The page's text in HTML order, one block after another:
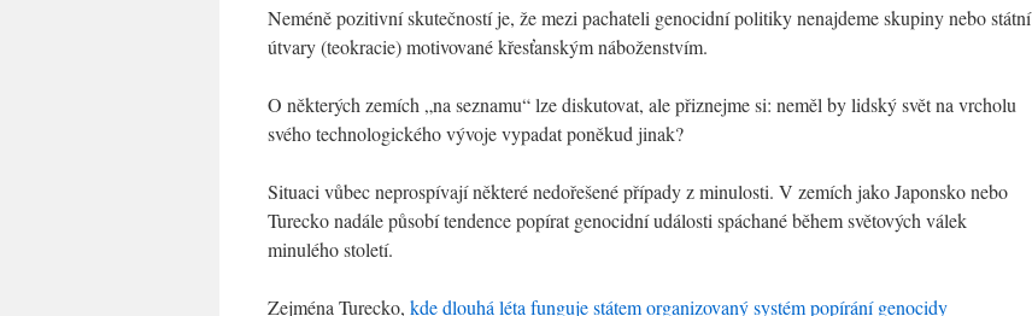
Neméně pozitivní skutečností je, že mezi pachateli genocidní politiky nenajdeme skupiny nebo státní
útvary (teokracie) motivované křesťanským náboženstvím.
O některých zemích „na seznamu“ lze diskutovat, ale přiznejme si: neměl by lidský svět na vrcholu
svého technologického vývoje vypadat poněkud jinak?
Situaci vůbec neprospívají některé nedořešené případy z minulosti. V zemích jako Japonsko nebo
Turecko nadále působí tendence popírat genocidní události spáchané během světových válek
minulého století.
Zejména Turecko, kde dlouhá léta funguje státem organizovaný systém popírání genocidy